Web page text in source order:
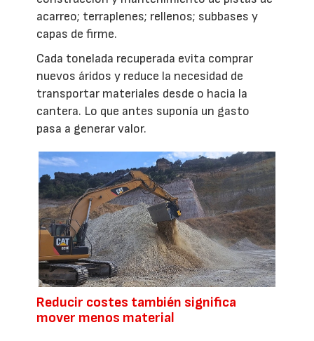
acarreo; terraplenes; rellenos; subbases y
capas de firme.
Cada tonelada recuperada evita comprar
nuevos áridos y reduce la necesidad de
transportar materiales desde o hacia la
cantera. Lo que antes suponía un gasto
pasa a generar valor.
Reducir costes también significa
mover menos material